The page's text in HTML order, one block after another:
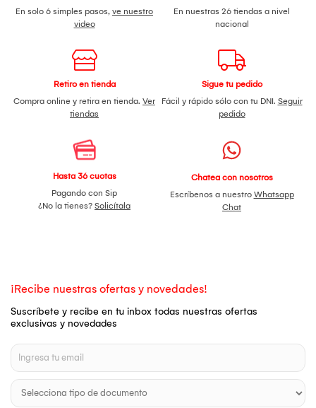
En solo 6 simples pasos, ve nuestro
video
En nuestras 26 tiendas a nivel
nacional
Retiro en tienda
Compra online y retira en tienda. Ver
tiendas
Sigue tu pedido
Fácil y rápido sólo con tu DNI. Seguir
pedido
Hasta 36 cuotas
Pagando con Sip
¿No la tienes? Solicítala
Chatea con nosotros
Escríbenos a nuestro Whatsapp
Chat
¡Recibe nuestras ofertas y novedades!
Suscríbete y recibe en tu inbox todas nuestras ofertas
exclusivas y novedades